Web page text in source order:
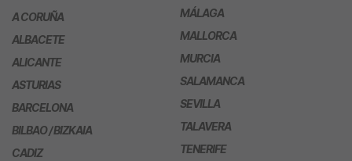
A CORUÑA
ALBACETE
ALICANTE
ASTURIAS
BARCELONA
BILBAO / BIZKAIA
CADIZ
MÁLAGA
MALLORCA
MURCIA
SALAMANCA
SEVILLA
TALAVERA
TENERIFE